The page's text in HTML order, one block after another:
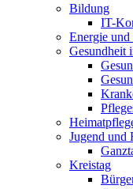
Bildung
IT-
Energie
Gesundheit
Jugend und
Kreistag